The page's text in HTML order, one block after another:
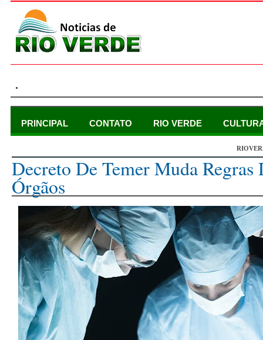
.
PRINCIPAL CONTATO RIO VERDE
Decreto De Temer Muda Regras
Órgãos